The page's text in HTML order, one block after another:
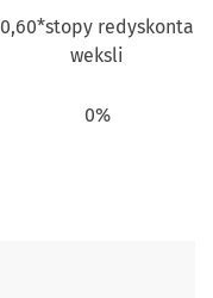
0,60*stopy redyskonta
weksli
0%